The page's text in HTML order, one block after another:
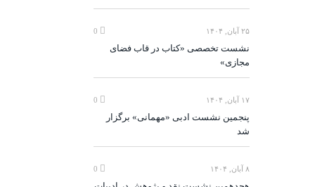
۲۵ آبان, ۱۴۰۴
نشست تخصصی «کتاب در قاب فضای
مجازی»
۱۷ آبان, ۱۴۰۴
پنجمین نشست ادبی «مهمانی» برگزار
شد
۸ آبان, ۱۴۰۴